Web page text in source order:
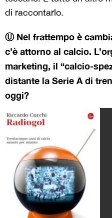
di raccontarlo.
Ⓤ Nel frattempo è
c’è attorno al calcio.
marketing, il “calcio-
distante la Serie A di
oggi?